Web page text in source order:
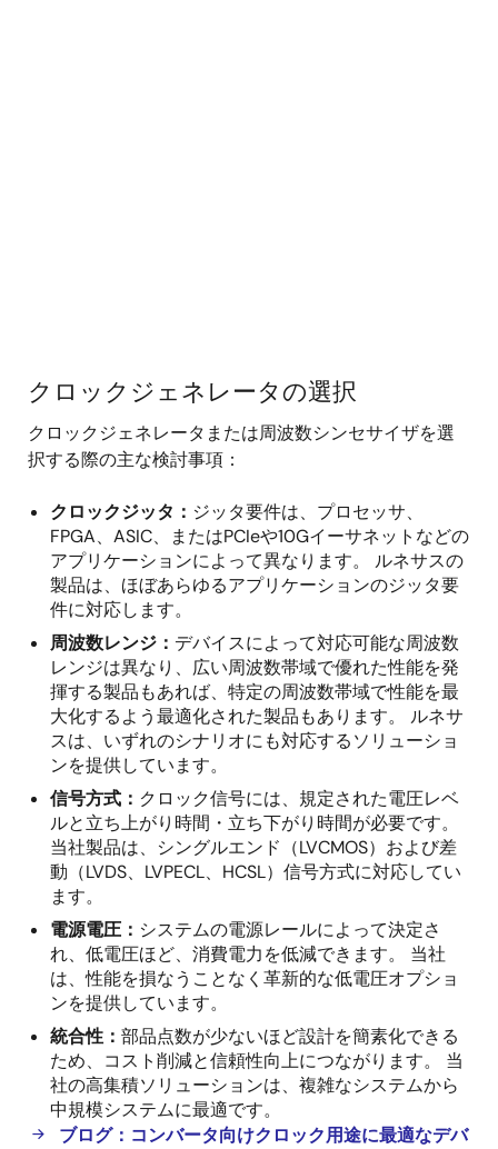
ロ
ッ
ク
ジ
ェ
ネ
レ
ー
タ
の
選
クロックジェネレータの選択
クロックジェネレータまたは周波数シンセサイザを選
択する際の主な検討事項：
クロックジッタ： ジッタ要件は、プロセッサ、
FPGA、ASIC、またはPCIeや10Gイーサネットなどの
アプリケーションによって異なります。 ルネサスの
製品は、ほぼあらゆるアプリケーションのジッタ要
件に対応します。
周波数レンジ： デバイスによって対応可能な周波数
レンジは異なり、広い周波数帯域で優れた性能を発
揮する製品もあれば、特定の周波数帯域で性能を最
大化するよう最適化された製品もあります。 ルネサ
スは、いずれのシナリオにも対応するソリューショ
ンを提供しています。
信号方式： クロック信号には、規定された電圧レベ
ルと立ち上がり時間・立ち下がり時間が必要です。
当社製品は、シングルエンド（LVCMOS）および差
動（LVDS、LVPECL、HCSL）信号方式に対応してい
ます。
電源電圧： システムの電源レールによって決定さ
れ、低電圧ほど、消費電力を低減できます。 当社
は、性能を損なうことなく革新的な低電圧オプショ
ンを提供しています。
統合性： 部品点数が少ないほど設計を簡素化できる
ため、コスト削減と信頼性向上につながります。 当
社の高集積ソリューションは、複雑なシステムから
中規模システムに最適です。
ブログ：コンバータ向けクロック用途に最適なデバ